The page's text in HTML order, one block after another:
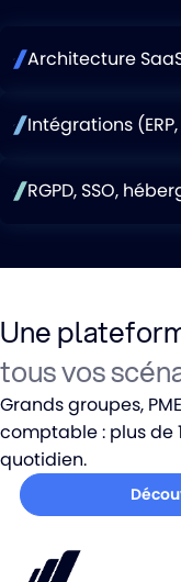
Architecture
Intégrations (ERP,
RGPD, SSO,
Une
tous vos
Grands groupes,
comptable : plus de
quotidien.